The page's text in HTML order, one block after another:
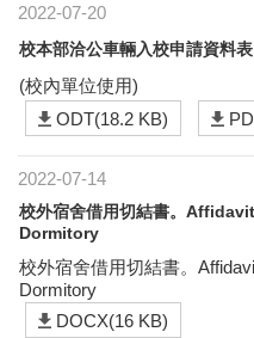
2022-07-20
校本部洽公車輛入校申請資料
(校內單位使用)
ODT(18.2 KB)
2022-07-14
校外宿舍借用切結書。
Dormitory
校外宿舍借用切結書。
Dormitory
DOCX(16 KB)